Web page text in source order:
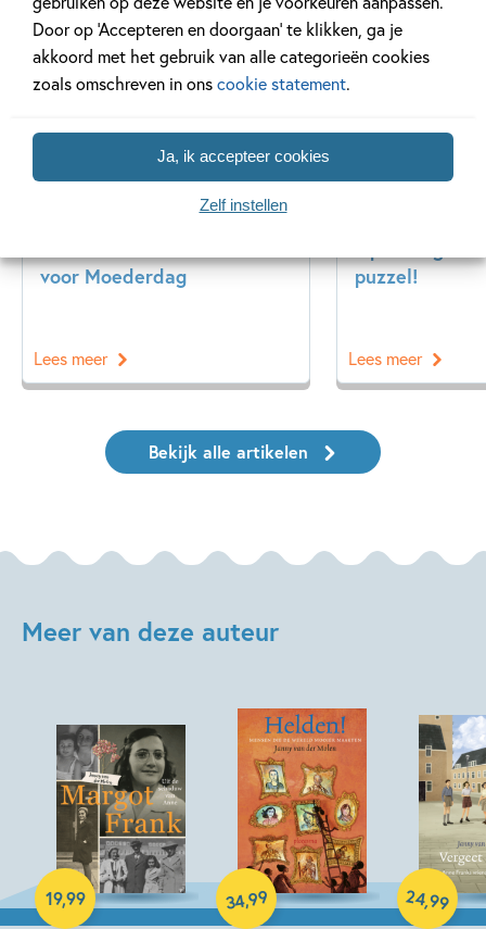
Door op ‘Accepteren en doorgaan’ te klikken, ga je
akkoord met het gebruik van alle categorieën cookies
zoals omschreven in onscookie statement.
Ja, ik accepteer cookies
Zelf instellen
Gerelateerde artikelen
voor Moederdag
Tiplijst
Lees meer
puzzel!
Achtergrond
Lees meer
Bekijk alle artikelen
Meer van deze auteur
19,99
Hardcover
34,99
Hardcover
24,99
Hardcover